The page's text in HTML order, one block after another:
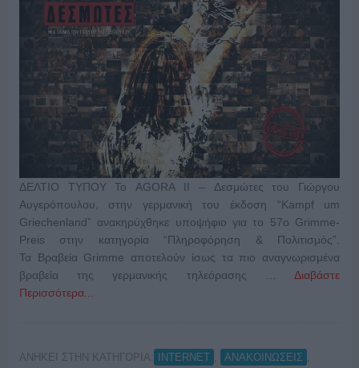
ΔΕΛΤΙΟ ΤΥΠΟΥ Το AGORA II – Δεσμώτες του Γιώργου
Αυγερόπουλου, στην γερμανική του έκδοση “Kampf um
Griechenland” ανακηρύχθηκε υποψήφιο για το 57ο Grimme-
Preis στην κατηγορία “Πληροφόρηση & Πολιτισμός”.
Τα Βραβεία Grimme αποτελούν ίσως τα πιο αναγνωρισμένα
βραβεία της γερμανικής τηλεόρασης …Διαβάστε
Περισσότερα...
ΑΝΗΚΕΙ ΣΤΗΝ ΚΑΤΗΓΟΡΙΑ: INTERNET ΑΝΑΚΟΙΝΩΣΕΙΣ